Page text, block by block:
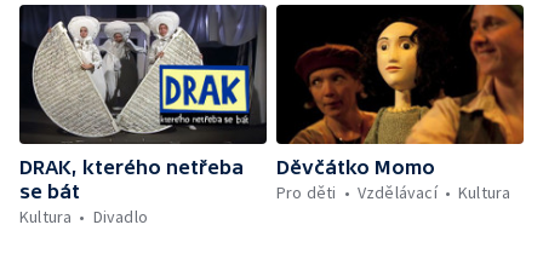
DRAK, kterého netřeba
se bát
Kultura
Divadlo
Děvčátko Momo
Pro děti
Vzdělávací Kultura